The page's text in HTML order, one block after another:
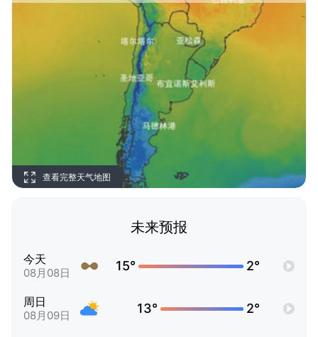
查看完整天气地图
未来预报
今天
08月08日 15° 2°
周日
08月09日 13° 2°